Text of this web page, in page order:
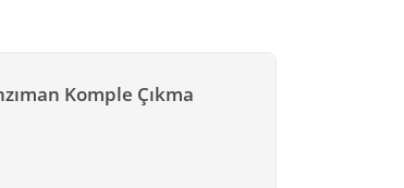
Komple Çıkma